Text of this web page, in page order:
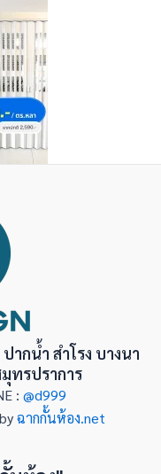
ปากน้ำ สำโรง บางนา
ทรปราการ
: @d999
ฉากกั้นห้อง.net